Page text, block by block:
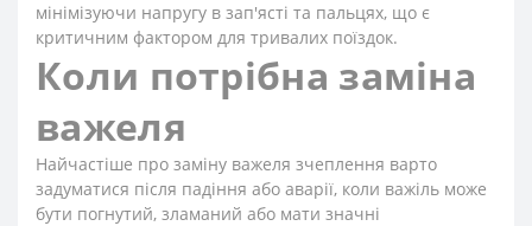
мінімізуючи напругу в зап'ясті та пальцях, що є
критичним фактором для тривалих поїздок.
Коли потрібна заміна
важеля
Найчастіше про заміну важеля зчеплення варто
задуматися після падіння або аварії, коли важіль може
бути погнутий, зламаний або мати значні